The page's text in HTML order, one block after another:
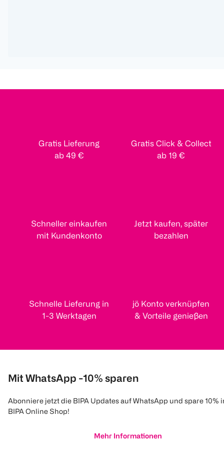
Gratis Lieferung
ab 49 €
Gratis Click & Collect
ab 19 €
Schneller einkaufen
mit Kundenkonto
Jetzt kaufen, später
bezahlen
Schnelle Lieferung in
1-3 Werktagen
jö Konto verknüpfen
& Vorteile genießen
Mit WhatsApp -10% sparen
Abonniere jetzt die BIPA Updates auf WhatsApp und spare 10%
BIPA Online Shop!
Mehr Informationen